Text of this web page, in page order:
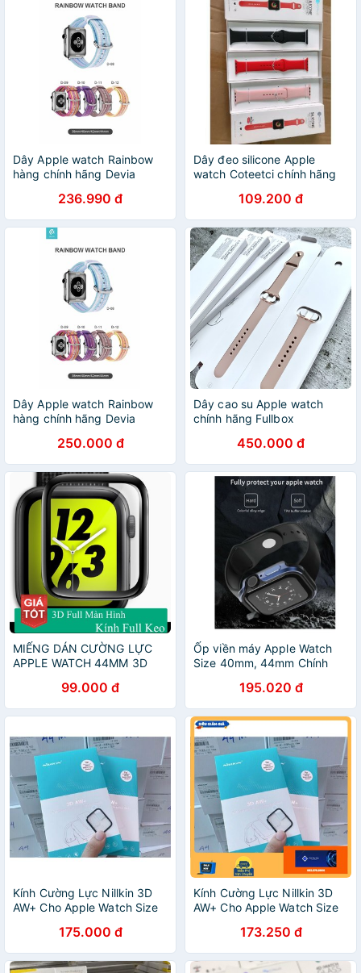
Dây Apple watch Rainbow
hàng chính hãng Devia
236.990 đ
Dây đeo silicone Apple
watch Coteetci chính hãng
109.200 đ
Dây Apple watch Rainbow
hàng chính hãng Devia
250.000 đ
Dây cao su Apple watch
chính hãng Fullbox
450.000 đ
MIẾNG DÁN CƯỜNG LỰC
APPLE WATCH 44MM 3D
HÃNG HÀNG CHUẨN
99.000 đ
Ốp viền máy Apple Watch
Size 40mm, 44mm Chính
195.020 đ
Kính Cường Lực Nillkin 3D
AW+ Cho Apple Watch Size
175.000 đ
Kính Cường Lực Nillkin 3D
AW+ Cho Apple Watch Size
173.250 đ